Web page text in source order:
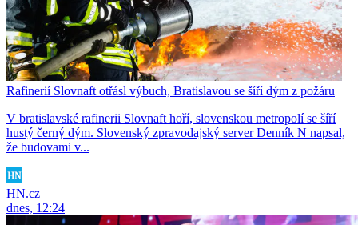
Rafinerií Slovnaft otřásl výbuch, Bratislavou se šíří dým z požáru
V bratislavské rafinerii Slovnaft hoří, slovenskou metropolí se šíří
hustý černý dým. Slovenský zpravodajský server Denník N napsal,
že budovami v...
HN.cz
dnes, 12:24